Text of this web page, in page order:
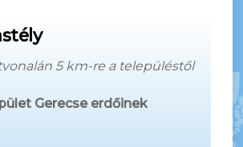
5 km-re a településtől
Gerecse erdőinek